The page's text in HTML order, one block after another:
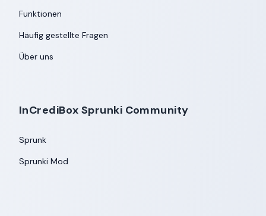
Funktionen
Häufig gestellte Fragen
Über uns
InCrediBox Sprunki Community
Sprunk
Sprunki Mod